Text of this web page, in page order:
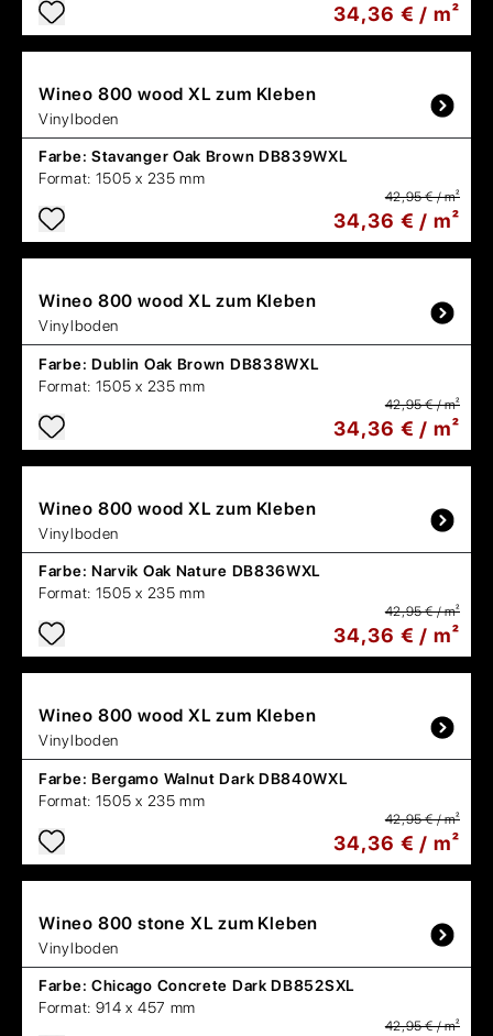
34,36 € / m²
Wineo 800 wood XL zum Kleben
Vinylboden
Farbe: Stavanger Oak Brown DB839WXL
Format: 1505 x 235 mm
42,95 € / m²
34,36 € / m²
Wineo 800 wood XL zum Kleben
Vinylboden
Farbe: Dublin Oak Brown DB838WXL
Format: 1505 x 235 mm
42,95 € / m²
34,36 € / m²
Wineo 800 wood XL zum Kleben
Vinylboden
Farbe: Narvik Oak Nature DB836WXL
Format: 1505 x 235 mm
42,95 € / m²
34,36 € / m²
Wineo 800 wood XL zum Kleben
Vinylboden
Farbe: Bergamo Walnut Dark DB840WXL
Format: 1505 x 235 mm
42,95 € / m²
34,36 € / m²
Wineo 800 stone XL zum Kleben
Vinylboden
Farbe: Chicago Concrete Dark DB852SXL
Format: 914 x 457 mm
42,95 € / m²